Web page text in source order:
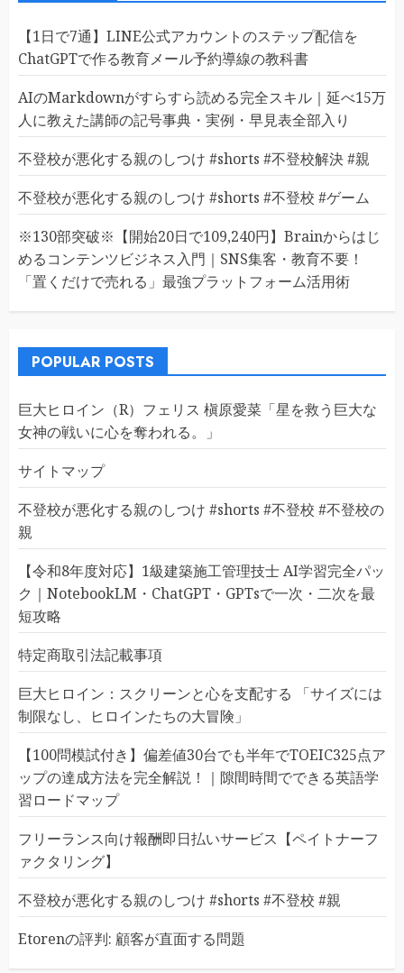
【1日で7通】LINE公式アカウントのステップ配信を
ChatGPTで作る教育メール予約導線の教科書
AIのMarkdownがすらすら読める完全スキル｜延べ15万
人に教えた講師の記号事典・実例・早見表全部入り
不登校が悪化する親のしつけ #shorts #不登校解決 #親
不登校が悪化する親のしつけ #shorts #不登校 #ゲーム
※130部突破※【開始20日で109,240円】Brainからはじ
めるコンテンツビジネス入門｜SNS集客・教育不要！
「置くだけで売れる」最強プラットフォーム活用術
POPULAR POSTS
巨大ヒロイン（R）フェリス 槇原愛菜「星を救う巨大な
女神の戦いに心を奪われる。」
サイトマップ
不登校が悪化する親のしつけ #shorts #不登校 #不登校の
親
【令和8年度対応】1級建築施工管理技士 AI学習完全パッ
ク｜NotebookLM・ChatGPT・GPTsで一次・二次を最
短攻略
特定商取引法記載事項
巨大ヒロイン：スクリーンと心を支配する 「サイズには
制限なし、ヒロインたちの大冒険」
【100問模試付き】偏差値30台でも半年でTOEIC325点ア
ップの達成方法を完全解説！｜隙間時間でできる英語学
習ロードマップ
フリーランス向け報酬即日払いサービス【ペイトナーフ
ァクタリング】
不登校が悪化する親のしつけ #shorts #不登校 #親
Etorenの評判: 顧客が直面する問題